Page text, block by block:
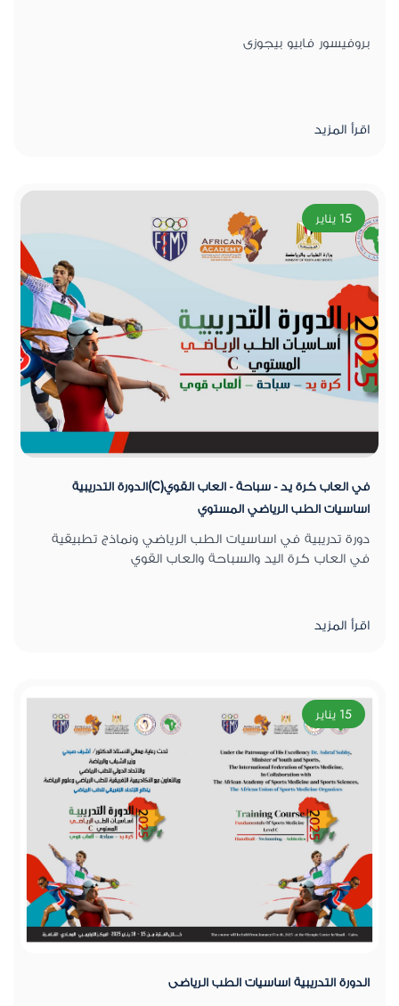
بروفيسور فابيو بيجوزى
اقرأ المزيد
15 يناير
في العاب كرة يد - سباحة - العاب القوي(C)الدورة التدريبية
اساسيات الطب الرياضي المستوي
دورة تدريبية في اساسيات الطب الرياضي ونماذج تطبيقية
في العاب كرة اليد والسباحة والعاب القوي
اقرأ المزيد
15 يناير
الدورة التدريبية اساسيات الطب الرياضى